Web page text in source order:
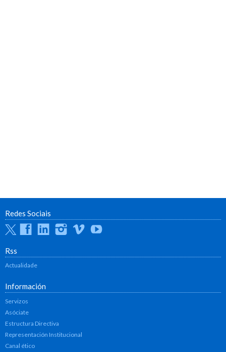
Redes Sociais
TwitterFacebookLinkedinInstagram
Vimeo
Rss
Actualidade
Información
Servizos
Asóciate
Estructura Directiva
Representación Institucional
Canal ético